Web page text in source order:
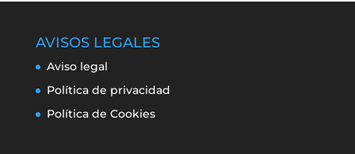
AVISOS LEGALES
Aviso legal
Política de privacidad
Política de Cookies